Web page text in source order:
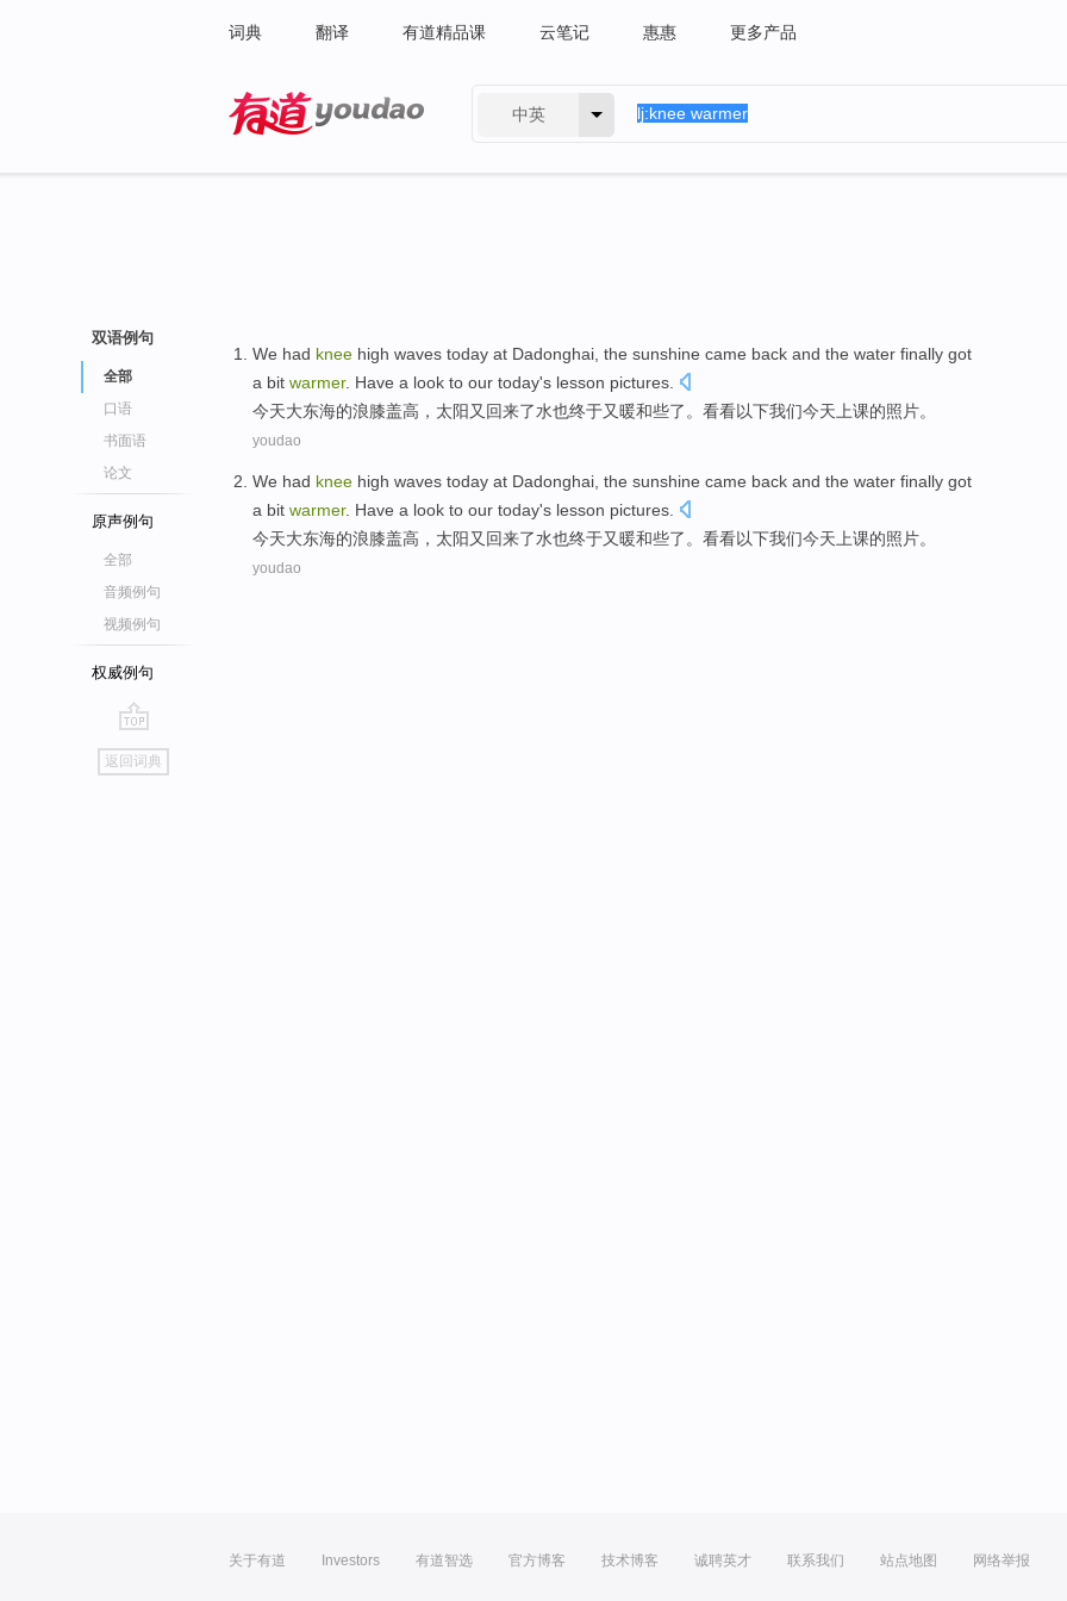
词典 翻译 有道精品课 云笔记 惠惠 更多产品
中英
双语例句
全部
口语
书面语
论文
原声例句
全部
音频例句
视频例句
权威例句
go
top
返回词典
We had knee high waves today at Dadonghai the sunshine came back and the water finally got
a bit warmer. Have a look to our today's lesson pictures
今天大东海的浪膝盖高 ， 太阳又 回来了水也终于又暖和些了。 看看以下我们今天 上课的照片。
youdao
We had knee high waves today at Dadonghai the sunshine came back and the water finally got
a bit warmer. Have a look to our today's lesson pictures
今天大东海的浪膝盖高 ， 太阳又 回来了水也终于又暖和些了。 看看以下我们今天 上课的照片。
youdao
关于有道 Investors 有道智选 官方博客 技术博客 诚聘英才 联系我们 站点地图 网络举报